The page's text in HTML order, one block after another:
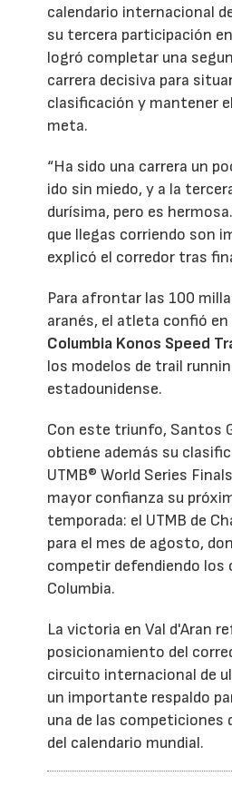
calendario internacional
su tercera participación
logró completar una
carrera decisiva para
clasificación y mantener
meta.
“Ha sido una carrera un
ido sin miedo, y a la
durísima, pero es
que llegas corriendo son
explicó el corredor tras
Para afrontar las 100
aranés, el atleta confió
Columbia Konos Speed
los modelos de trail
estadounidense.
Con este triunfo, Santos
obtiene además su
UTMB® World Series
mayor confianza su
temporada: el UTMB de
para el mes de agosto,
competir defendiendo los
Columbia.
La victoria en Val d'Aran
posicionamiento del
circuito internacional de
un importante respaldo
una de las competiciones
del calendario mundial.